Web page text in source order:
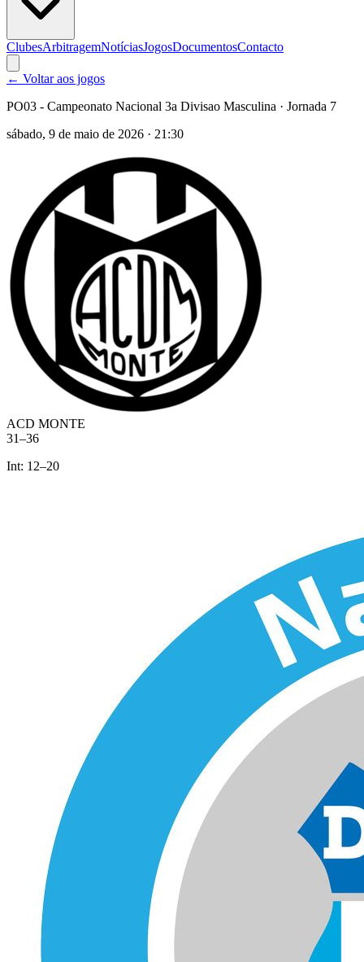
ClubesArbitragemNotíciasJogosDocumentosContacto
← Voltar aos jogos
PO03 - Campeonato Nacional 3a Divisao Masculina · Jornada 7
sábado, 9 de maio de 2026 · 21:30
ACD MONTE
31–36
Int: 12–20